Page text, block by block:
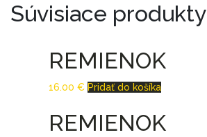
Súvisiace produkty
REMIENOK
16.00 € Pridať do košíka
REMIENOK